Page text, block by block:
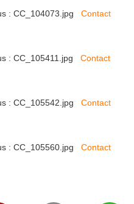
: CC_104073.jpg Contact
: CC_105411.jpg Contact
: CC_105542.jpg Contact
: CC_105560.jpg Contact